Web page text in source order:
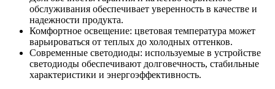
обслуживания обеспечивает уверенность в качестве и
надежности продукта.
Комфортное освещение: цветовая температура может
варьироваться от теплых до холодных оттенков.
Современные светодиоды: используемые в устройстве
светодиоды обеспечивают долговечность, стабильные
характеристики и энергоэффективность.